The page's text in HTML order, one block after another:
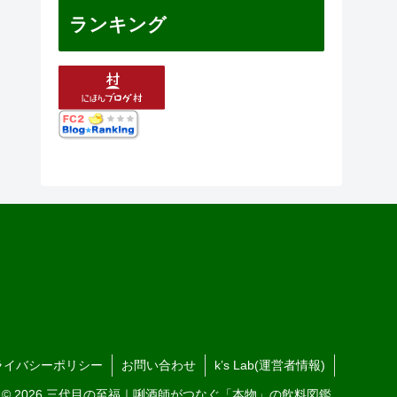
ランキング
イバシーポリシー お問い合わせ k’s Lab(運営者情報)
© 2026 三代目の至福｜唎酒師がつなぐ「本物」の飲料図鑑.